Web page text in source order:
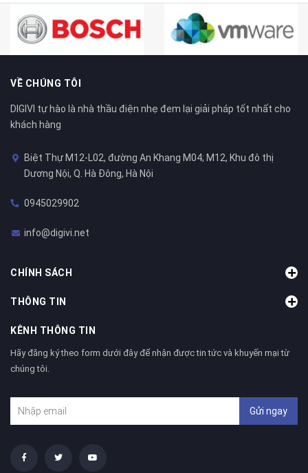
VỀ CHÚNG TÔI
DIGIVI tự hào là nhà thầu điện nhẹ đem lại giải pháp tốt nhất cho
khách hàng
Biệt Thự M12-L02, đường An Khang M04; M12, Khu đô thị
Dương Nội, Q. Hà Đông, Hà Nội
0945029902
info@digivi.net
CHÍNH SÁCH
THÔNG TIN
KÊNH THÔNG TIN
Hãy đăng ký theo form dưới đây để nhận được tin tức và khuyến mại từ
chúng tôi.
Gửi ngay